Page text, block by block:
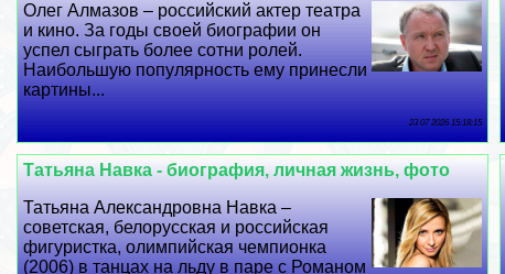
Олег Алмaзoв – российский актер театра
и кино. За годы своей биографии он
успел сыграть более сотни ролей.
Наибольшую популярность ему принесли
картины...
23 07 2026 15:18:15
Татьяна Навка - биография, личная жизнь, фото
Татьяна Александровна Навка –
советская, белорусская и российская
фигуристка, олимпийская чемпионка
(2006) в танцах на льду в паре с Романом